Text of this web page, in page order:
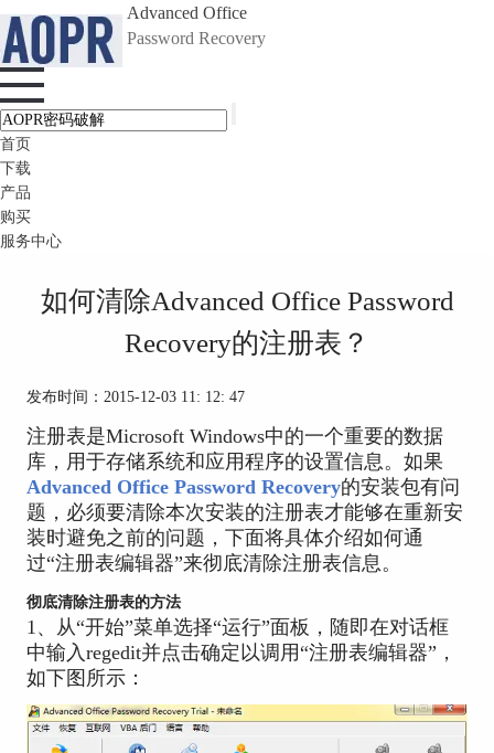
Advanced Office
Password Recovery
首页
下载
产品
购买
服务中心
如何清除Advanced Office Password
Recovery的注册表？
发布时间：2015-12-03 11: 12: 47
注册表是Microsoft Windows中的一个重要的数据
库，用于存储系统和应用程序的设置信息。如果
Advanced Office Password Recovery的安装包有问
题，必须要清除本次安装的注册表才能够在重新安
装时避免之前的问题，下面将具体介绍如何通
过“注册表编辑器”来彻底清除注册表信息。
彻底清除注册表的方法
1、从“开始”菜单选择“运行”面板，随即在对话框
中输入regedit并点击确定以调用“注册表编辑器”，
如下图所示：